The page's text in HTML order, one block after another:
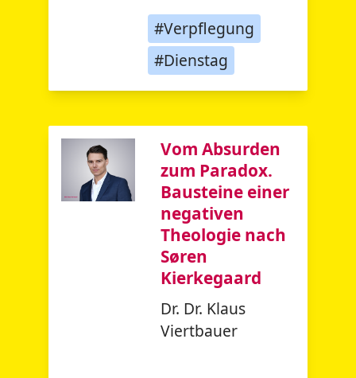
#Verpflegung
#Dienstag
Vom Absurden
zum Paradox.
Bausteine einer
negativen
Theologie nach
Søren
Kierkegaard
Dr. Dr. Klaus
Viertbauer